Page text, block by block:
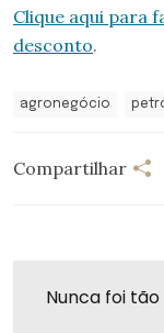
Clique aqui para
desconto.
agronegócio
Compartilhar
Nunca foi